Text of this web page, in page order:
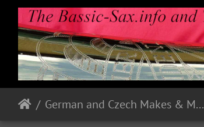
German and Czech Makes & Models